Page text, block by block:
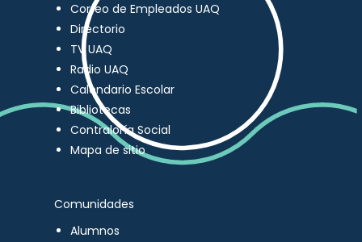
Correo de Empleados UAQ
Directorio
TV UAQ
Radio UAQ
Calendario Escolar
Bibliotecas
Contraloría Social
Mapa de sitio
Comunidades
Alumnos